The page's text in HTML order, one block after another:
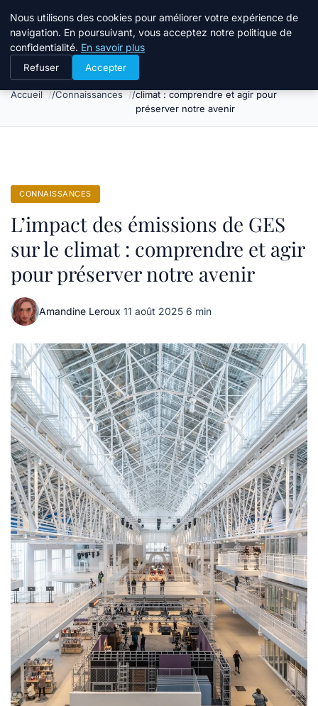
Bible Telemarketing
Accueil Connaissances
L’impact des émissions de GES sur le
climat : comprendre et agir pour
préserver notre avenir
CONNAISSANCES
L’impact des émissions de GES
sur le climat : comprendre et agir
pour préserver notre avenir
Amandine Leroux·11 août 2025·6 min
Nous utilisons des cookies pour améliorer votre expérience de
navigation. En poursuivant, vous acceptez notre politique de
confidentialité. En savoir plus
Refuser Accepter